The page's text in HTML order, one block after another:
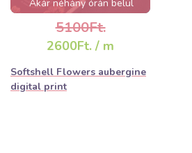
Akár néhány órán belül
elfogyhat!
5100Ft.
2600Ft. / m
Softshell Flowers aubergine
digital print